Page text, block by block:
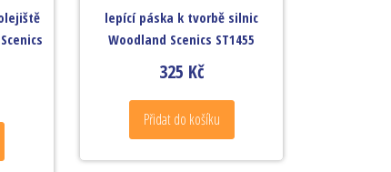
lepící páska k tvorbě silnic
Woodland Scenics ST1455
325 Kč
Přidat do košíku